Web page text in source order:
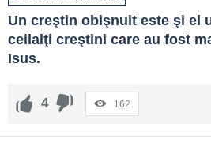
Un creştin obişnuit este şi el
ceilalţi creştini care au fost
Isus.
4 162